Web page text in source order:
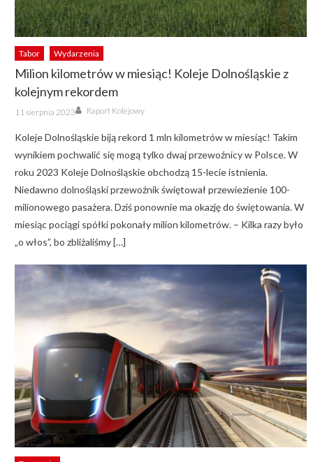
Tabor Wydarzenia
Milion kilometrów w miesiąc! Koleje Dolnośląskie z
kolejnym rekordem
Posted
on
11 sierpnia 2023 Author
Raport Kolejowy
Koleje Dolnośląskie biją rekord 1 mln kilometrów w miesiąc! Takim
wynikiem pochwalić się mogą tylko dwaj przewoźnicy w Polsce. W
roku 2023 Koleje Dolnośląskie obchodzą 15-lecie istnienia.
Niedawno dolnośląski przewoźnik świętował przewiezienie 100-
milionowego pasażera. Dziś ponownie ma okazję do świętowania. W
miesiąc pociągi spółki pokonały milion kilometrów. – Kilka razy było
„o włos”, bo zbliżaliśmy […]